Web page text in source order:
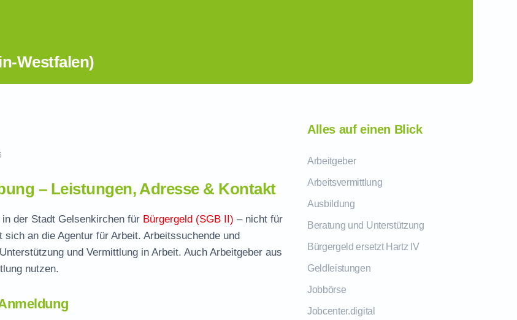
Westfalen)
– Leistungen, Adresse & Kontakt
der Stadt Gelsenkirchen für Bürgergeld (SGB II) – nicht für
an die Agentur für Arbeit. Arbeitssuchende und
und Vermittlung in Arbeit. Auch Arbeitgeber aus
nutzen.
Alles auf einen Blick
Arbeitgeber
Arbeitsvermittlung
Ausbildung
Beratung und Unterstützung
Bürgergeld ersetzt Hartz IV
Geldleistungen
Jobbörse
Jobcenter.digital